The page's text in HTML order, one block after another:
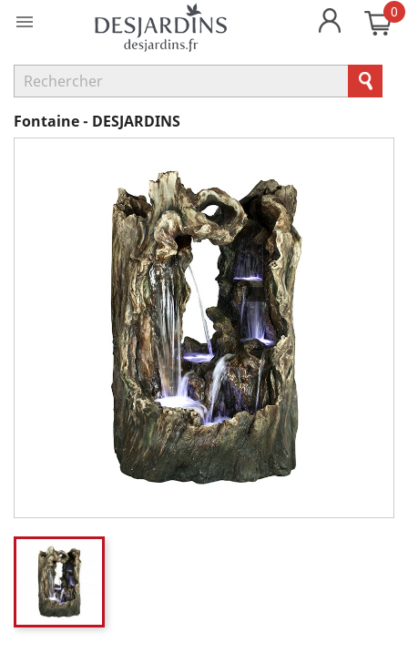
 0
Fontaine - DESJARDINS